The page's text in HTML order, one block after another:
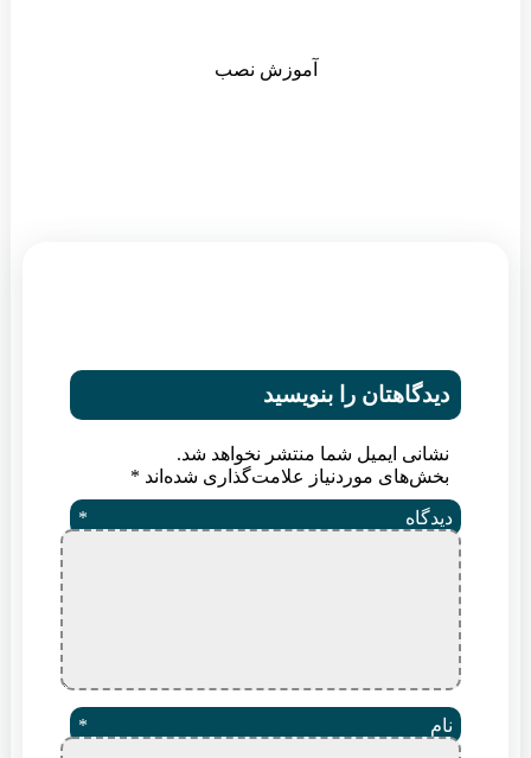
آموزش نصب
دیدگاهتان را بنویسید
نشانی ایمیل شما منتشر نخواهد شد.
بخش‌های موردنیاز علامت‌گذاری شده‌اند *